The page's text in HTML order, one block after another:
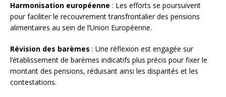
Harmonisation européenne : Les efforts se poursuivent
pour faciliter le recouvrement transfrontalier des pensions
alimentaires au sein de l’Union Européenne.
Révision des barèmes : Une réflexion est engagée sur
l’établissement de barèmes indicatifs plus précis pour fixer le
montant des pensions, réduisant ainsi les disparités et les
contestations.